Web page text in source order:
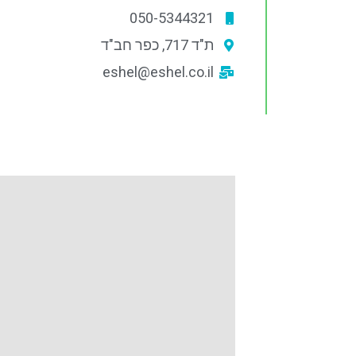
050-5344321
ת"ד 717, כפר חב"ד
eshel@eshel.co.il